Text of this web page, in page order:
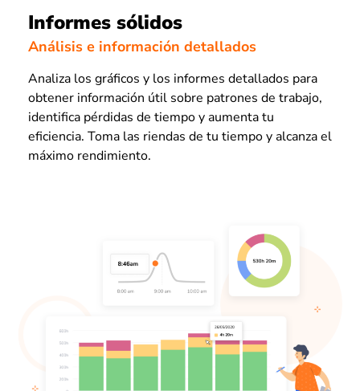
Informes sólidos
Análisis e información detallados
Analiza los gráficos y los informes detallados para
obtener información útil sobre patrones de trabajo,
identifica pérdidas de tiempo y aumenta tu
eficiencia. Toma las riendas de tu tiempo y alcanza el
máximo rendimiento.